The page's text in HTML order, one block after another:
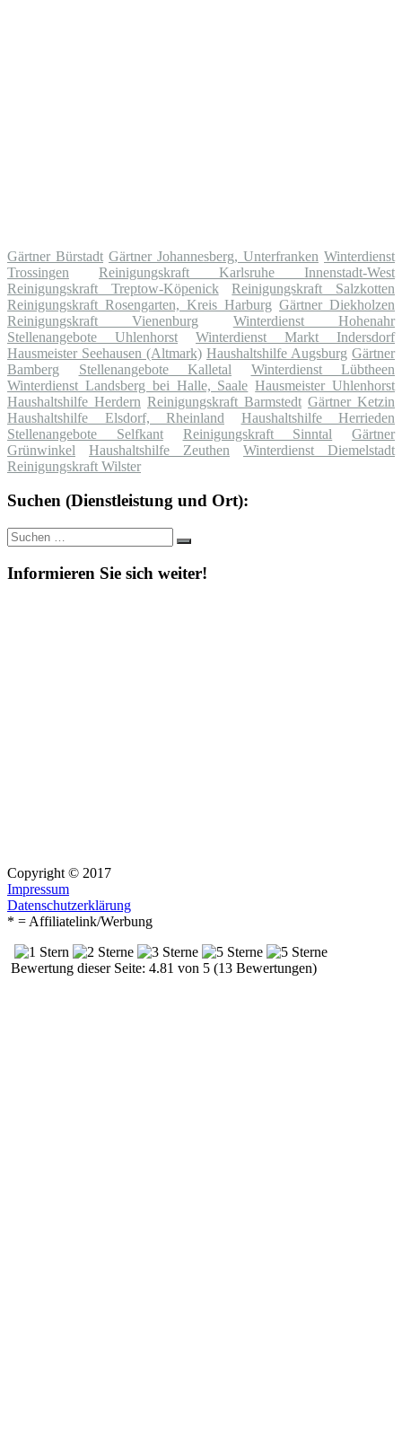
Gärtner Bürstadt Gärtner Johannesberg, Unterfranken Winterdienst
Trossingen
Reinigungskraft Karlsruhe Innenstadt-West
Reinigungskraft Treptow-Köpenick
Reinigungskraft Salzkotten
Reinigungskraft Rosengarten, Kreis Harburg Gärtner Diekholzen
Reinigungskraft Vienenburg
Winterdienst Hohenahr
Stellenangebote Uhlenhorst
Winterdienst Markt Indersdorf
Hausmeister Seehausen (Altmark) Haushaltshilfe Augsburg Gärtner
Bamberg
Stellenangebote Kalletal
Winterdienst Lübtheen
Winterdienst Landsberg bei Halle, Saale Hausmeister Uhlenhorst
Haushaltshilfe Herdern Reinigungskraft Barmstedt Gärtner Ketzin
Haushaltshilfe Elsdorf, Rheinland
Haushaltshilfe Herrieden
Stellenangebote Selfkant
Reinigungskraft Sinntal
Gärtner
Grünwinkel
Haushaltshilfe Zeuthen
Winterdienst Diemelstadt
Reinigungskraft Wilster
Suchen (Dienstleistung und Ort):
Suche
nach:
Suchen
Informieren Sie sich weiter!
Copyright © 2017
Impressum
Datenschutzerklärung
* = Affiliatelink/Werbung
Bewertung dieser Seite: 4.81 von 5 (13 Bewertungen)